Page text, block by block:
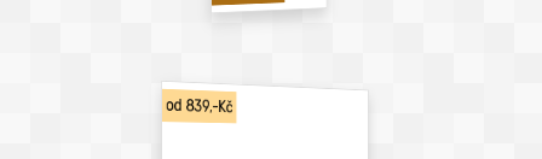
od 839,-Kč